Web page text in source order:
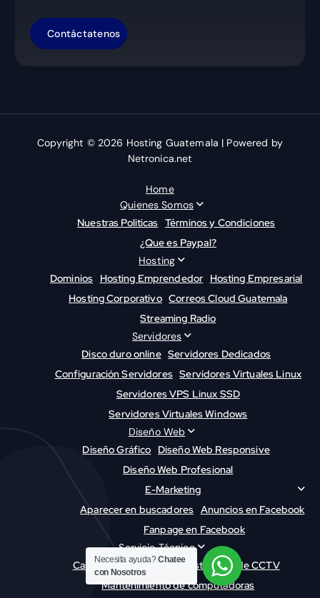
Copyright © 2026 Hosting Guatemala | Powered by
Netronica.net
Home
Quienes Somos
Nuestras Politicas Términos y Condiciones
¿Que es Paypal?
Hosting
Dominios
Hosting Emprendedor
Hosting Empresarial
Hosting Corporativo Correos Cloud Guatemala
Streaming Radio
Servidores
Disco duro online Servidores Dedicados
Configuración Servidores Servidores Virtuales Linux
Servidores VPS Linux SSD
Servidores Virtuales Windows
Diseño Web
Diseño Gráfico
Diseño Web Responsive
Diseño Web Profesional
E-Marketing
Aparecer en buscadores Anuncios en Facebook
Fanpage en Facebook
Servicio Técnico
Cableado Estructurado
Instalación de CCTV
Mantenimiento de computadoras
Necesita ayuda?Chatee
con Nosotros